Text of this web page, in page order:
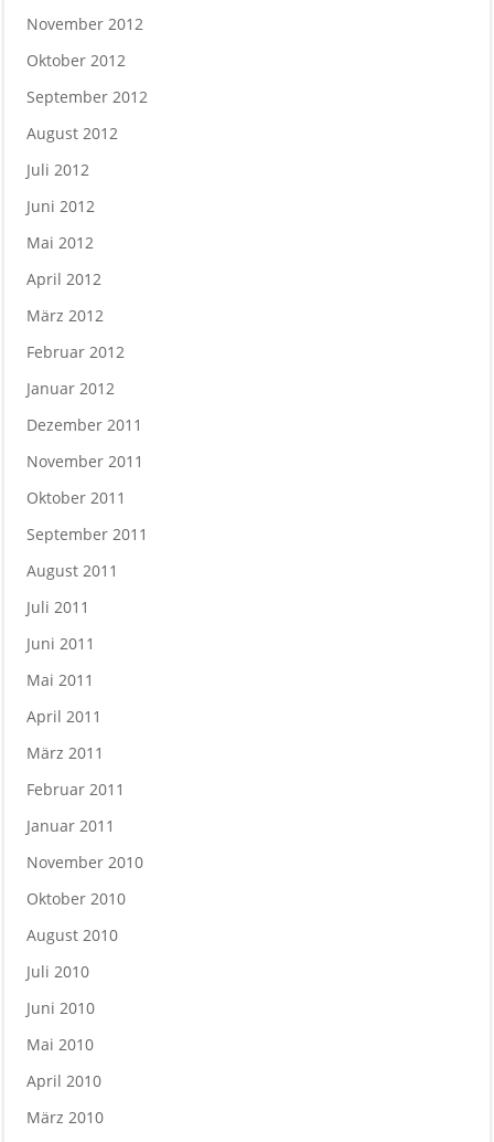
November 2012
Oktober 2012
September 2012
August 2012
Juli 2012
Juni 2012
Mai 2012
April 2012
März 2012
Februar 2012
Januar 2012
Dezember 2011
November 2011
Oktober 2011
September 2011
August 2011
Juli 2011
Juni 2011
Mai 2011
April 2011
März 2011
Februar 2011
Januar 2011
November 2010
Oktober 2010
August 2010
Juli 2010
Juni 2010
Mai 2010
April 2010
März 2010